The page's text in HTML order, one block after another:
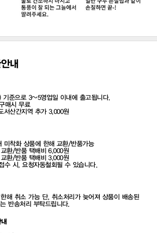
내
기준으로 3~5영업일 이내에 출고됩니다.
매시 무료
서산간지역 추가 3,000원
미착화 상품에 한해 교환/반품가능
환/반품 택배비 6,000원
환/반품 택배비 3,000원
수 시, 요청자동철회될 수 있습니다.
해 취소 가능 단, 취소처리가 늦어져 상품이 배송된
반송처리 부탁드립니다.